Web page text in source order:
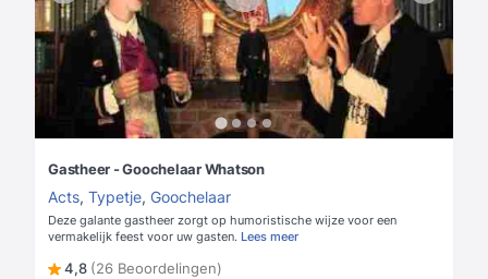
Gastheer - Goochelaar Whatson
Acts, Typetje, Goochelaar
Deze galante gastheer zorgt op humoristische wijze voor een
vermakelijk feest voor uw gasten. Lees meer
4,8 (26 Beoordelingen)